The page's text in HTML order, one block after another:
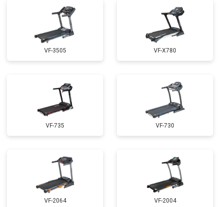
VF-3505 VF-X780
VF-735 VF-730
VF-2064 VF-2004